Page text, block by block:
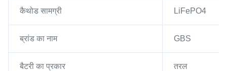
कैथोड सामग्री LiFePO4
ब्रांड का नाम GBS
बैटरी का प्रकार तरल